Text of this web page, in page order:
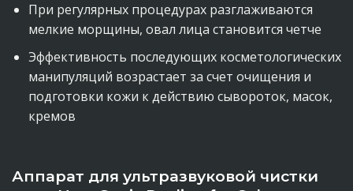
При регулярных процедурах разглаживаются
мелкие морщины, овал лица становится четче
Эффективность последующих косметологических
манипуляций возрастает за счет очищения и
подготовки кожи к действию сывороток, масок,
кремов
Аппарат для ультразвуковой чистки